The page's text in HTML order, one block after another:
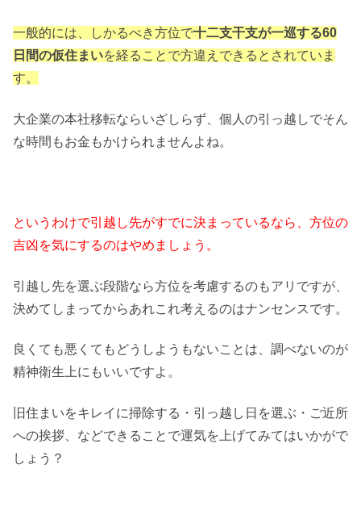
一般的には、しかるべき方位で十二支干支が一巡する60
日間の仮住まいを経ることで方違えできるとされていま
す。
大企業の本社移転ならいざしらず、個人の引っ越しでそん
な時間もお金もかけられませんよね。
というわけで引越し先がすでに決まっているなら、方位の
吉凶を気にするのはやめましょう。
引越し先を選ぶ段階なら方位を考慮するのもアリですが、
決めてしまってからあれこれ考えるのはナンセンスです。
良くても悪くてもどうしようもないことは、調べないのが
精神衛生上にもいいですよ。
旧住まいをキレイに掃除する・引っ越し日を選ぶ・ご近所
への挨拶、などできることで運気を上げてみてはいかがで
しょう？